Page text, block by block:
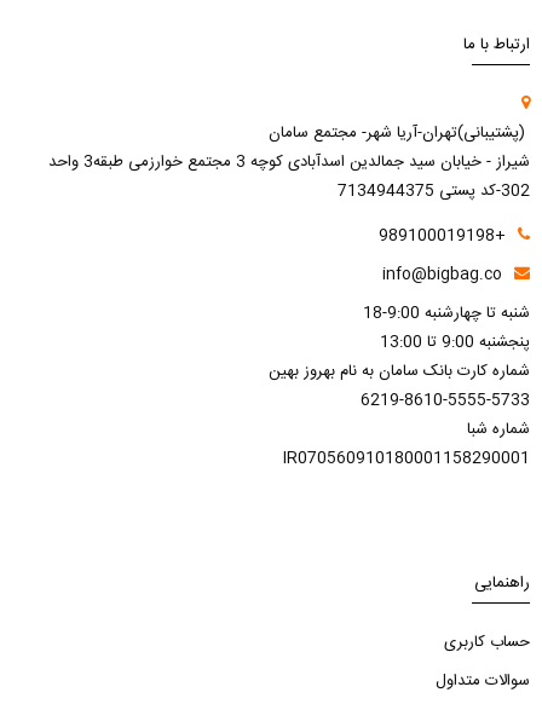
ارتباط با ما
(پشتیبانی)تهران-آریا شهر- مجتمع سامان
شیراز - خیابان سید جمالدین اسدآبادی کوچه 3 مجتمع خوارزمی طبقه3 واحد
302-کد پستی 7134944375
+989100019198
info@bigbag.co
شنبه تا چهارشنبه 9:00-18
پنجشنبه 9:00 تا 13:00
شماره کارت بانک سامان به نام بهروز بهین
6219-8610-5555-5733
شماره شبا
IR070560910180001158290001
راهنمایی
حساب کاربری
سوالات متداول